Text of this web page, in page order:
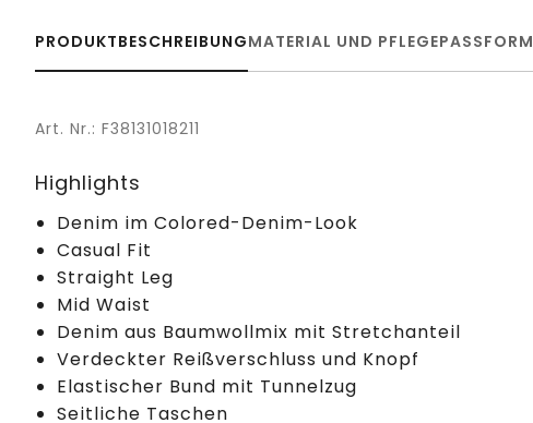
PRODUKTBESCHREIBUNGMATERIAL UND PFLEGEPASSFORM
Art. Nr.: F38131018211
Highlights
Denim im Colored-Denim-Look
Casual Fit
Straight Leg
Mid Waist
Denim aus Baumwollmix mit Stretchanteil
Verdeckter Reißverschluss und Knopf
Elastischer Bund mit Tunnelzug
Seitliche Taschen